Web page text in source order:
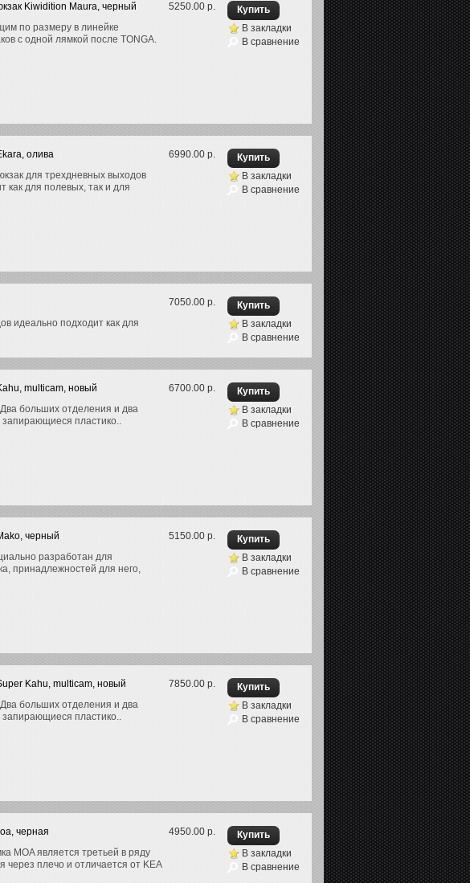
В закладки
В сравнение
5250.00 р.
Kiwidition Maura, черный
по размеру в линейке
с одной лямкой после TONGA.
В закладки
В сравнение
6990.00 р.
олива
для трехдневных выходов
как для полевых, так и для
В закладки
В сравнение
7050.00 р.
идеально подходит как для
В закладки
В сравнение
6700.00 р.
multicam, новый
больших отделения и два
пластико..
В закладки
В сравнение
5150.00 р.
черный
разработан для
принадлежностей для него,
В закладки
В сравнение
7850.00 р.
Kahu, multicam, новый
больших отделения и два
пластико..
В закладки
В сравнение
4950.00 р.
черная
MOA является третьей в ряду
через плечо и отличается от KEA